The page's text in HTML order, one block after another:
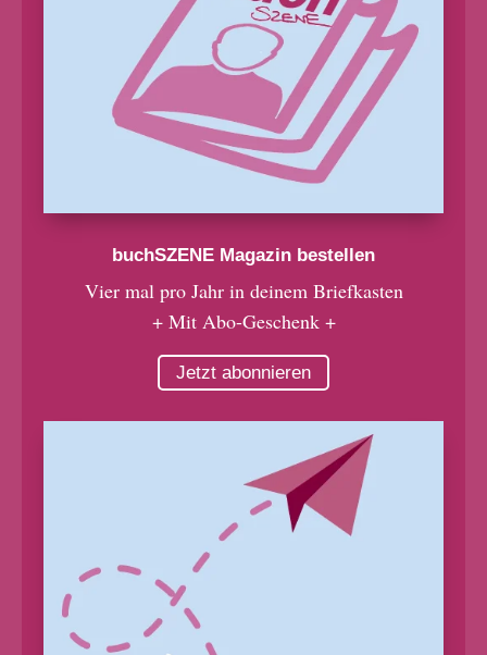
buchSZENE Magazin bestellen
Vier mal pro Jahr in deinem Briefkasten
+ Mit Abo-Geschenk +
Jetzt abonnieren